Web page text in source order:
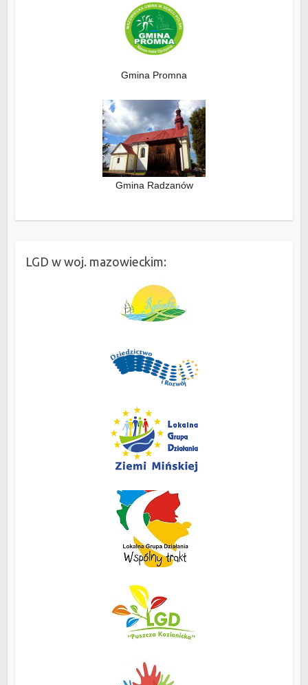
Gmina Promna
Gmina Radzanów
LGD w woj. mazowieckim: